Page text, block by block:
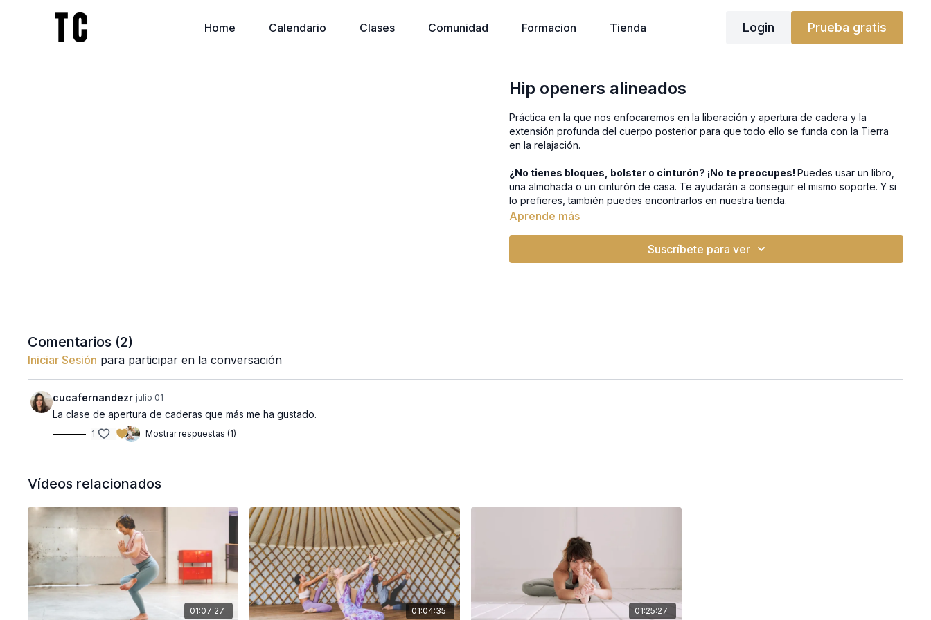
Home Calendario Clases Comunidad Formacion Tienda Login Prueba gratis
Hip openers alineados
Práctica en la que nos enfocaremos en la liberación y apertura de cadera y la
extensión profunda del cuerpo posterior para que todo ello se funda con la Tierra
en la relajación.
¿No tienes bloques, bolster o cinturón? ¡No te preocupes!Puedes usar un libro,
una almohada o un cinturón de casa. Te ayudarán a conseguir el mismo soporte. Y si
lo prefieres, también puedes encontrarlos en nuestra tienda.
Aprende más
Suscríbete para ver
Comentarios (2)
Iniciar Sesión para participar en la conversación
cucafernandezr julio 01
La clase de apertura de caderas que más me ha gustado.
1 Mostrar respuestas (1)
Vídeos relacionados
01:07:27 01:04:35 01:25:27